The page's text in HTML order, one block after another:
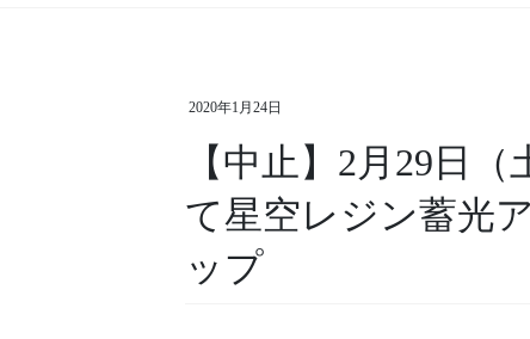
2020年1月24日
【中止】2月29日
て星空レジン蓄光
ップ